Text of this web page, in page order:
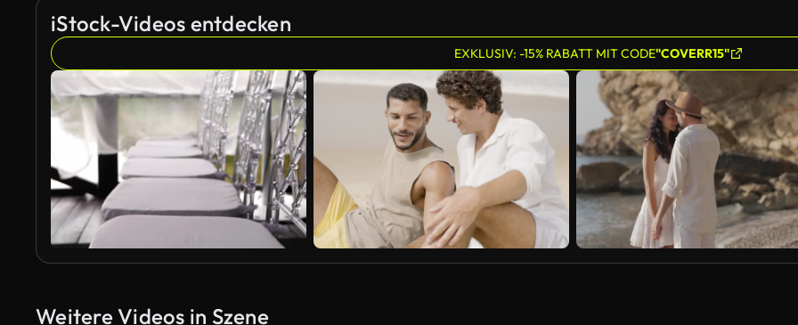
iStock-Videos entdecken
EXKLUSIV: -15% RABATT MIT CODE"COVERR15"
Weitere Videos in Szene